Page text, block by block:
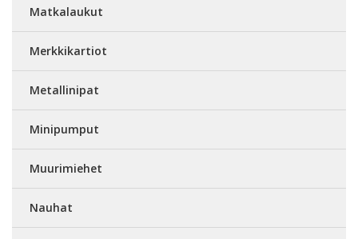
Matkalaukut
Merkkikartiot
Metallinipat
Minipumput
Muurimiehet
Nauhat